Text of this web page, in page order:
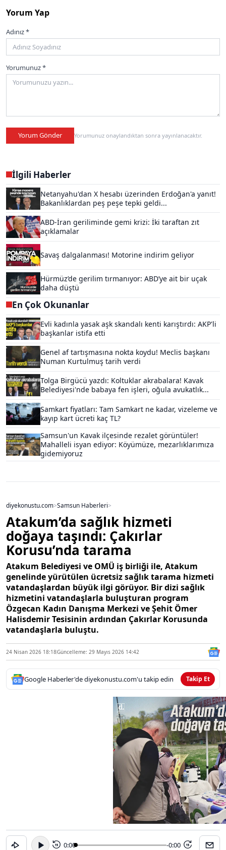
Yorum Yap
Adınız *
Yorumunuz *
Yorum Gönder Yorumunuz onaylandıktan sonra yayınlanacaktır.
İlgili Haberler
Netanyahu'dan X hesabı üzerinden Erdoğan'a yanıt!
Bakanlıklardan peş peşe tepki geldi...
ABD-İran geriliminde gemi krizi: İki taraftan zıt
açıklamalar
Savaş dalgalanması! Motorine indirim geliyor
Hürmüz’de gerilim tırmanıyor: ABD’ye ait bir uçak
daha düştü
En Çok Okunanlar
Evli kadınla yasak aşk skandalı kenti karıştırdı: AKP'li
başkanlar istifa etti
Genel af tartışmasına nokta koydu! Meclis başkanı
Numan Kurtulmuş tarih verdi
Tolga Birgücü yazdı: Koltuklar akrabalara! Kavak
Belediyesi'nde babaya fen işleri, oğula avukatlık...
Samkart fiyatları: Tam Samkart ne kadar, vizeleme ve
kayıp kart ücreti kaç TL?
Samsun'un Kavak ilçesinde rezalet görüntüler!
Mahalleli isyan ediyor: Köyümüze, mezarlıklarımıza
gidemiyoruz
diyekonustu.com>Samsun Haberleri>
Atakum’da sağlık hizmeti
doğaya taşındı: Çakırlar
Korusu’nda tarama
Atakum Belediyesi ve OMÜ iş birliği ile, Atakum
genelinde yürütülen ücretsiz sağlık tarama hizmeti
vatandaşlardan büyük ilgi görüyor. Bir dizi sağlık
hizmetini vatandaşlarla buluşturan program
Özgecan Kadın Danışma Merkezi ve Şehit Ömer
Halisdemir Tesisinin ardından Çakırlar Korusunda
vatandaşlarla buluştu.
24 Nisan 2026 18:18Güncelleme: 29 Mayıs 2026 14:42
Google Haberler'de diyekonustu.com'u takip edin Takip Et
15 0:00 -0:00 15